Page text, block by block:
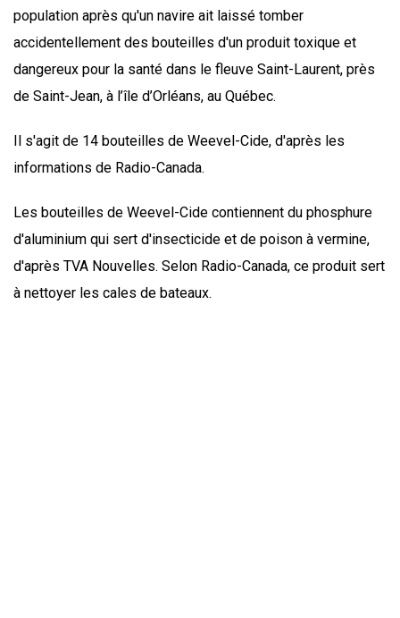
population après qu'un navire ait laissé tomber
accidentellement des bouteilles d'un produit toxique et
dangereux pour la santé dans le fleuve Saint-Laurent, près
de Saint-Jean, à l’île d’Orléans, au Québec.
Il s'agit de 14 bouteilles de Weevel-Cide, d'après les
informations de Radio-Canada.
Les bouteilles de Weevel-Cide contiennent du phosphure
d'aluminium qui sert d'insecticide et de poison à vermine,
d'après TVA Nouvelles. Selon Radio-Canada, ce produit sert
à nettoyer les cales de bateaux.